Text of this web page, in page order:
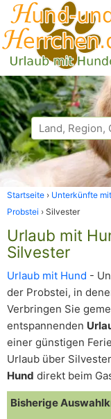
Startseite Unterkünfte
Probstei
Silvester
Urlaub mit
Silvester
Urlaub mit Hund -
der Probstei, in
Verbringen Sie
entspannenden
einer günstigen
Urlaub über
Hund direkt beim
Bisherige